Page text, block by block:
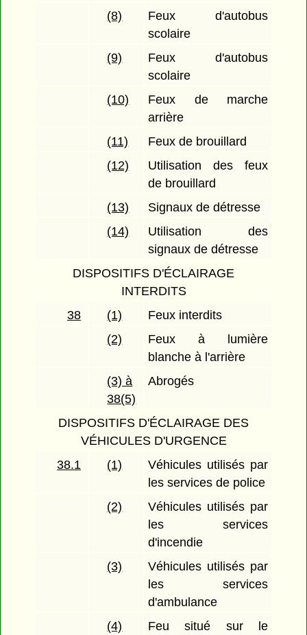
(8)
Feux d'autobus
scolaire
(9)
Feux d'autobus
scolaire
(10)
Feux de marche
arrière
(11)
Feux de brouillard
(12)
Utilisation des feux
de brouillard
(13)
Signaux de détresse
(14)
Utilisation des
signaux de détresse
DISPOSITIFS D'ÉCLAIRAGE
INTERDITS
38
(1)
Feux interdits
(2)
Feux à lumière
blanche à l'arrière
(3) à
38(5)
Abrogés
DISPOSITIFS D'ÉCLAIRAGE DES
VÉHICULES D'URGENCE
38.1
(1)
Véhicules utilisés par
les services de police
(2)
Véhicules utilisés par
les services
d'incendie
(3)
Véhicules utilisés par
les services
d'ambulance
(4)
Feu situé sur le